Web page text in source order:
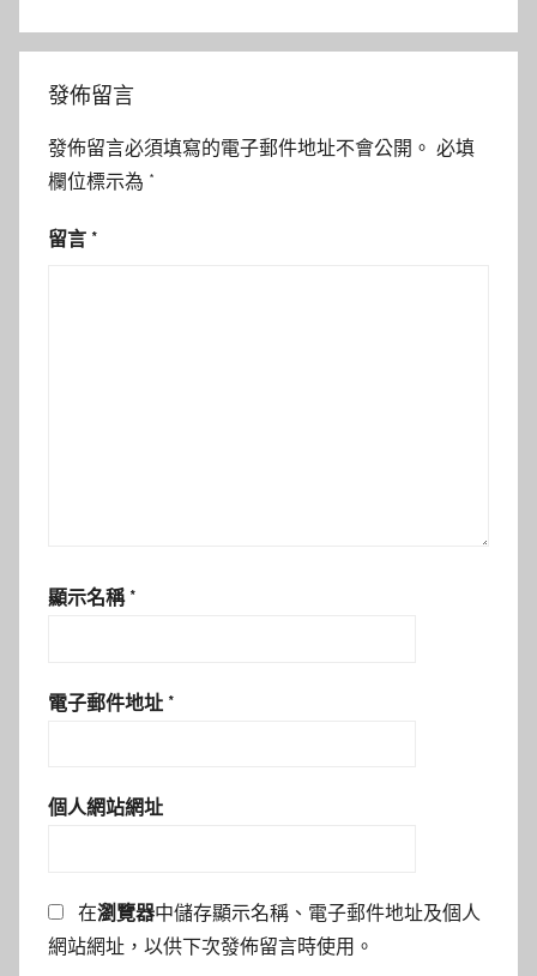
發佈留言
發佈留言必須填寫的電子郵件地址不會公開。 必填
欄位標示為 *
留言 *
顯示名稱 *
電子郵件地址 *
個人網站網址
在瀏覽器中儲存顯示名稱、電子郵件地址及個人
網站網址，以供下次發佈留言時使用。